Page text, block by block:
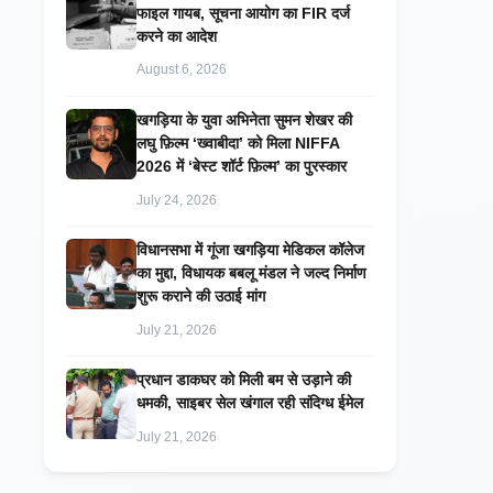
फाइल गायब, सूचना आयोग का FIR दर्ज
करने का आदेश
August 6, 2026
खगड़िया के युवा अभिनेता सुमन शेखर की
लघु फ़िल्म ‘ख्वाबीदा’ को मिला NIFFA
2026 में ‘बेस्ट शॉर्ट फ़िल्म’ का पुरस्कार
July 24, 2026
विधानसभा में गूंजा खगड़िया मेडिकल कॉलेज
का मुद्दा, विधायक बबलू मंडल ने जल्द निर्माण
शुरू कराने की उठाई मांग
July 21, 2026
प्रधान डाकघर को मिली बम से उड़ाने की
धमकी, साइबर सेल खंगाल रही संदिग्ध ईमेल
July 21, 2026